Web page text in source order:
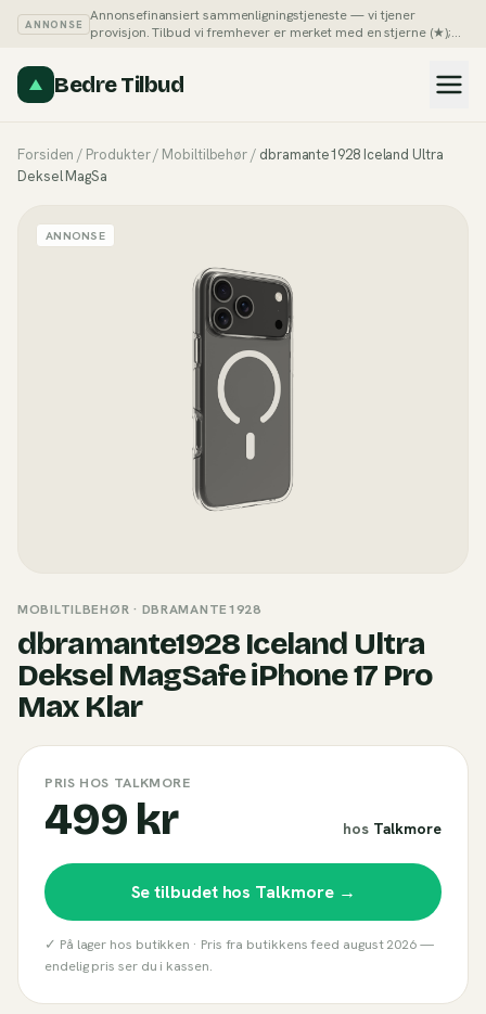
ANNONSE
Annonsefinansiert sammenligningstjeneste — vi tjener
provisjon. Tilbud vi fremhever er merket med en stjerne (★);
Bedre Tilbud
Forsiden / Produkter/ Mobiltilbehør/ dbramante1928 Iceland Ultra
Deksel MagSa
ANNONSE
MOBILTILBEHØR · DBRAMANTE1928
dbramante1928 Iceland Ultra
Deksel MagSafe iPhone 17 Pro
Max Klar
PRIS HOS TALKMORE
499 kr hos Talkmore
Se tilbudet hos Talkmore→
✓ På lager hos butikken · Pris fra butikkens feed august 2026—
endelig pris ser du i kassen.